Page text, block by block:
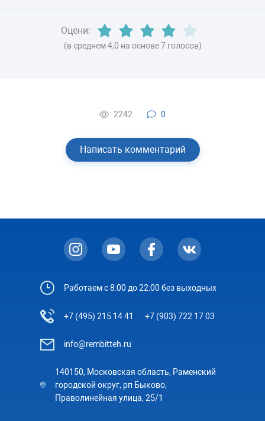
ВЕС
Оцени:
(в среднем 4,0 на основе 7 голосов)
2242 0
Написать комментарий
Работаем с 8:00 до 22:00 без выходных
+7 (495) 215 14 41 +7 (903) 722 17 03
info@rembitteh.ru
140150, Московская область, Раменский
городской округ, рп Быково,
Праволинейная улица, 25/1